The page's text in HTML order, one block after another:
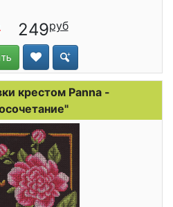
249
крестом Panna -